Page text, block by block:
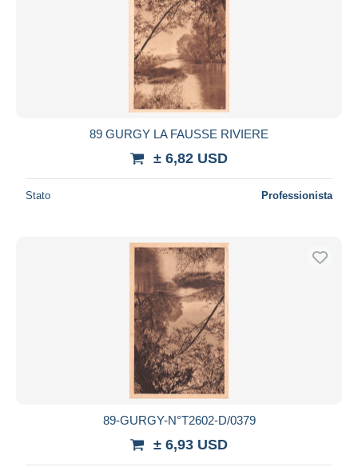
89 GURGY LA FAUSSE RIVIERE
± 6,82 USD
Stato Professionista
89-GURGY-N°T2602-D/0379
± 6,93 USD